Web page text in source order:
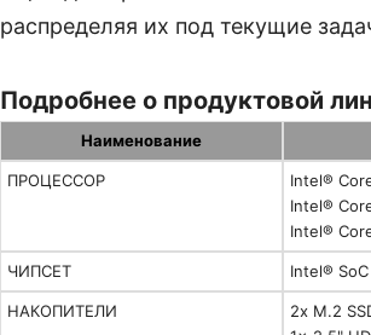
распределяя их под текущие
Подробнее о продуктовой
Наименование
ПРОЦЕССОР
Intel®
Intel®
Intel®
ЧИПСЕТ Intel® SoC
НАКОПИТЕЛИ
2x M.2